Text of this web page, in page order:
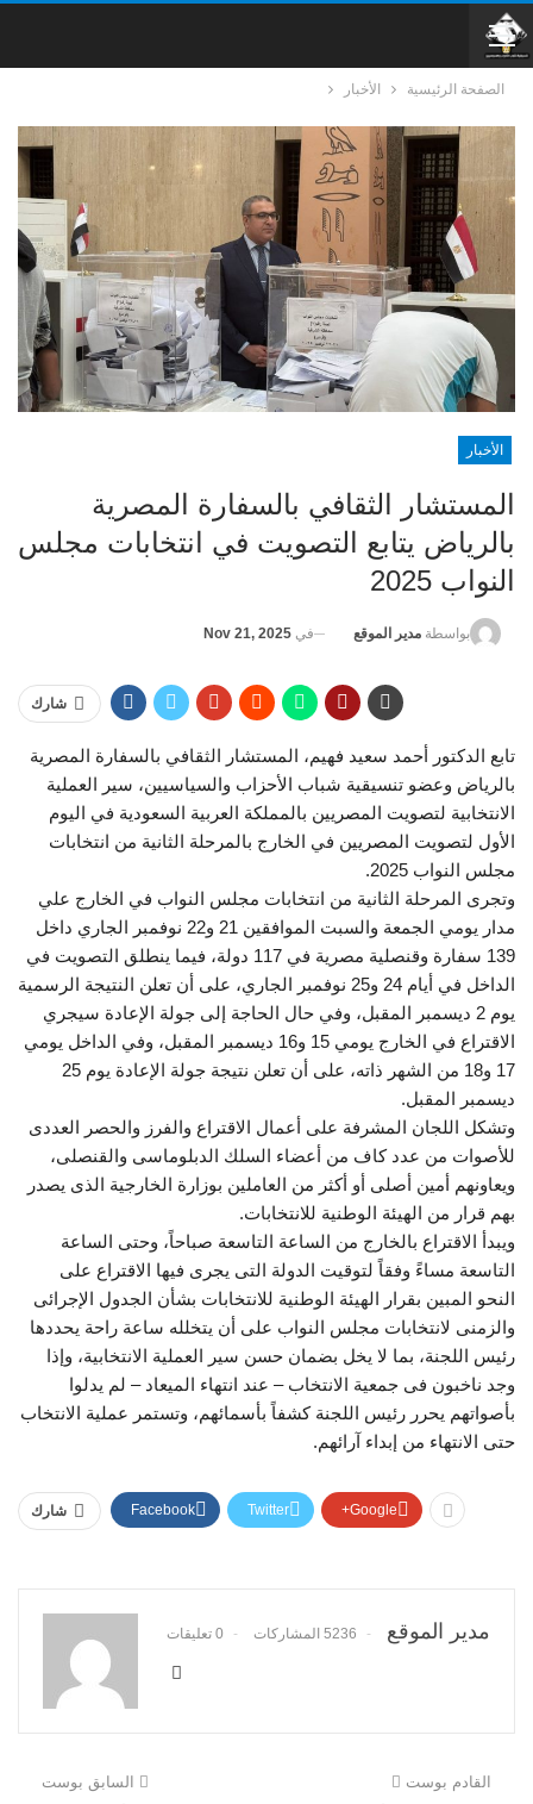
الصفحة الرئيسية الأخبار
الأخبار
المستشار الثقافي بالسفارة المصرية
بالرياض يتابع التصويت في انتخابات مجلس
النواب 2025
بواسطة مدير الموقع في Nov 21, 2025
شارك
تابع الدكتور أحمد سعيد فهيم، المستشار الثقافي بالسفارة المصرية
بالرياض وعضو تنسيقية شباب الأحزاب والسياسيين، سير العملية
الانتخابية لتصويت المصريين بالمملكة العربية السعودية في اليوم
الأول لتصويت المصريين في الخارج بالمرحلة الثانية من انتخابات
مجلس النواب 2025.
وتجرى المرحلة الثانية من انتخابات مجلس النواب في الخارج علي
مدار يومي الجمعة والسبت الموافقين 21 و22 نوفمبر الجاري داخل
139 سفارة وقنصلية مصرية في 117 دولة، فيما ينطلق التصويت في
الداخل في أيام 24 و25 نوفمبر الجاري، على أن تعلن النتيجة الرسمية
يوم 2 ديسمبر المقبل، وفي حال الحاجة إلى جولة الإعادة سيجري
الاقتراع في الخارج يومي 15 و16 ديسمبر المقبل، وفي الداخل يومي
17 و18 من الشهر ذاته، على أن تعلن نتيجة جولة الإعادة يوم 25
ديسمبر المقبل.
وتشكل اللجان المشرفة على أعمال الاقتراع والفرز والحصر العددى
للأصوات من عدد كاف من أعضاء السلك الدبلوماسى والقنصلى،
ويعاونهم أمين أصلى أو أكثر من العاملين بوزارة الخارجية الذى يصدر
بهم قرار من الهيئة الوطنية للانتخابات.
ويبدأ الاقتراع بالخارج من الساعة التاسعة صباحاً، وحتى الساعة
التاسعة مساءً وفقاً لتوقيت الدولة التى يجرى فيها الاقتراع على
النحو المبين بقرار الهيئة الوطنية للانتخابات بشأن الجدول الإجرائى
والزمنى لانتخابات مجلس النواب على أن يتخلله ساعة راحة يحددها
رئيس اللجنة، بما لا يخل بضمان حسن سير العملية الانتخابية، وإذا
وجد ناخبون فى جمعية الانتخاب – عند انتهاء الميعاد – لم يدلوا
بأصواتهم يحرر رئيس اللجنة كشفاً بأسمائهم، وتستمر عملية الانتخاب
حتى الانتهاء من إبداء آرائهم.
شارك Facebook Twitter Google+
مدير الموقع 5236 المشاركات 0 تعليقات
السابق بوست القادم بوست